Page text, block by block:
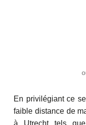
En privilégiant ce
faible distance de